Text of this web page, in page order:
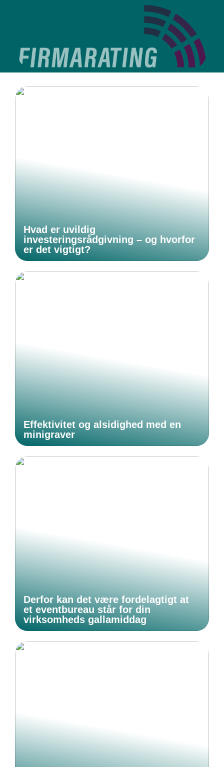
Hvad er uvildig
investeringsrådgivning – og hvorfor
er det vigtigt?
Effektivitet og alsidighed med en
minigraver
Derfor kan det være fordelagtigt at
et eventbureau står for din
virksomheds gallamiddag